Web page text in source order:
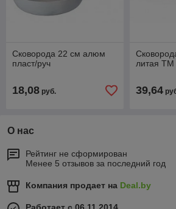
Сковорода 22 см алюм
пласт/руч
18,08 руб.
литая ТМ
39,64
О нас
Рейтинг не сформирован
Менее 5 отзывов за последний год
Компания продает на Deal.by